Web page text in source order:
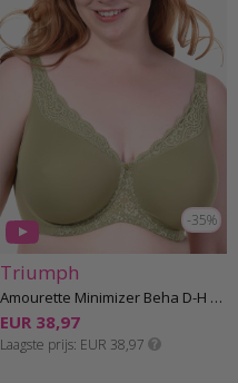
-35%
Triumph
Amourette Minimizer Beha D-H cup
EUR 38,97
Laagste prijs EUR 38,97